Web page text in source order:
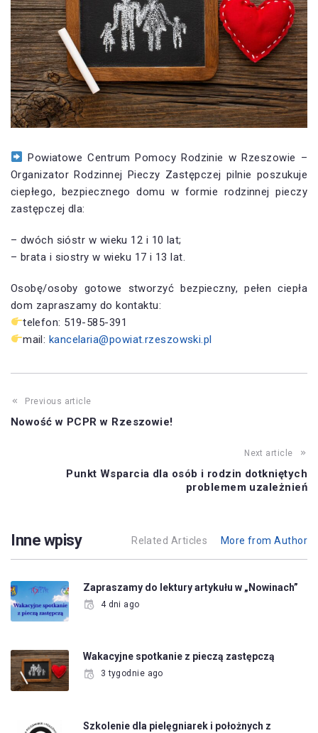
Powiatowe Centrum Pomocy Rodzinie w Rzeszowie –
Organizator Rodzinnej Pieczy Zastępczej pilnie poszukuje
ciepłego, bezpiecznego domu w formie rodzinnej pieczy
zastępczej dla:
– dwóch sióstr w wieku 12 i 10 lat;
– brata i siostry w wieku 17 i 13 lat.
Osobę/osoby gotowe stworzyć bezpieczny, pełen ciepła
dom zapraszamy do kontaktu:
telefon: 519-585-391
mail: kancelaria@powiat.rzeszowski.pl
Previous article
Nowość w PCPR w Rzeszowie!
Next article
Punkt Wsparcia dla osób i rodzin dotkniętych
problemem uzależnień
Inne wpisy Related Articles More from Author
Zapraszamy do lektury artykułu w „Nowinach”
4 dni ago
Wakacyjne spotkanie z pieczą zastępczą
3 tygodnie ago
Szkolenie dla pielęgniarek i położnych z